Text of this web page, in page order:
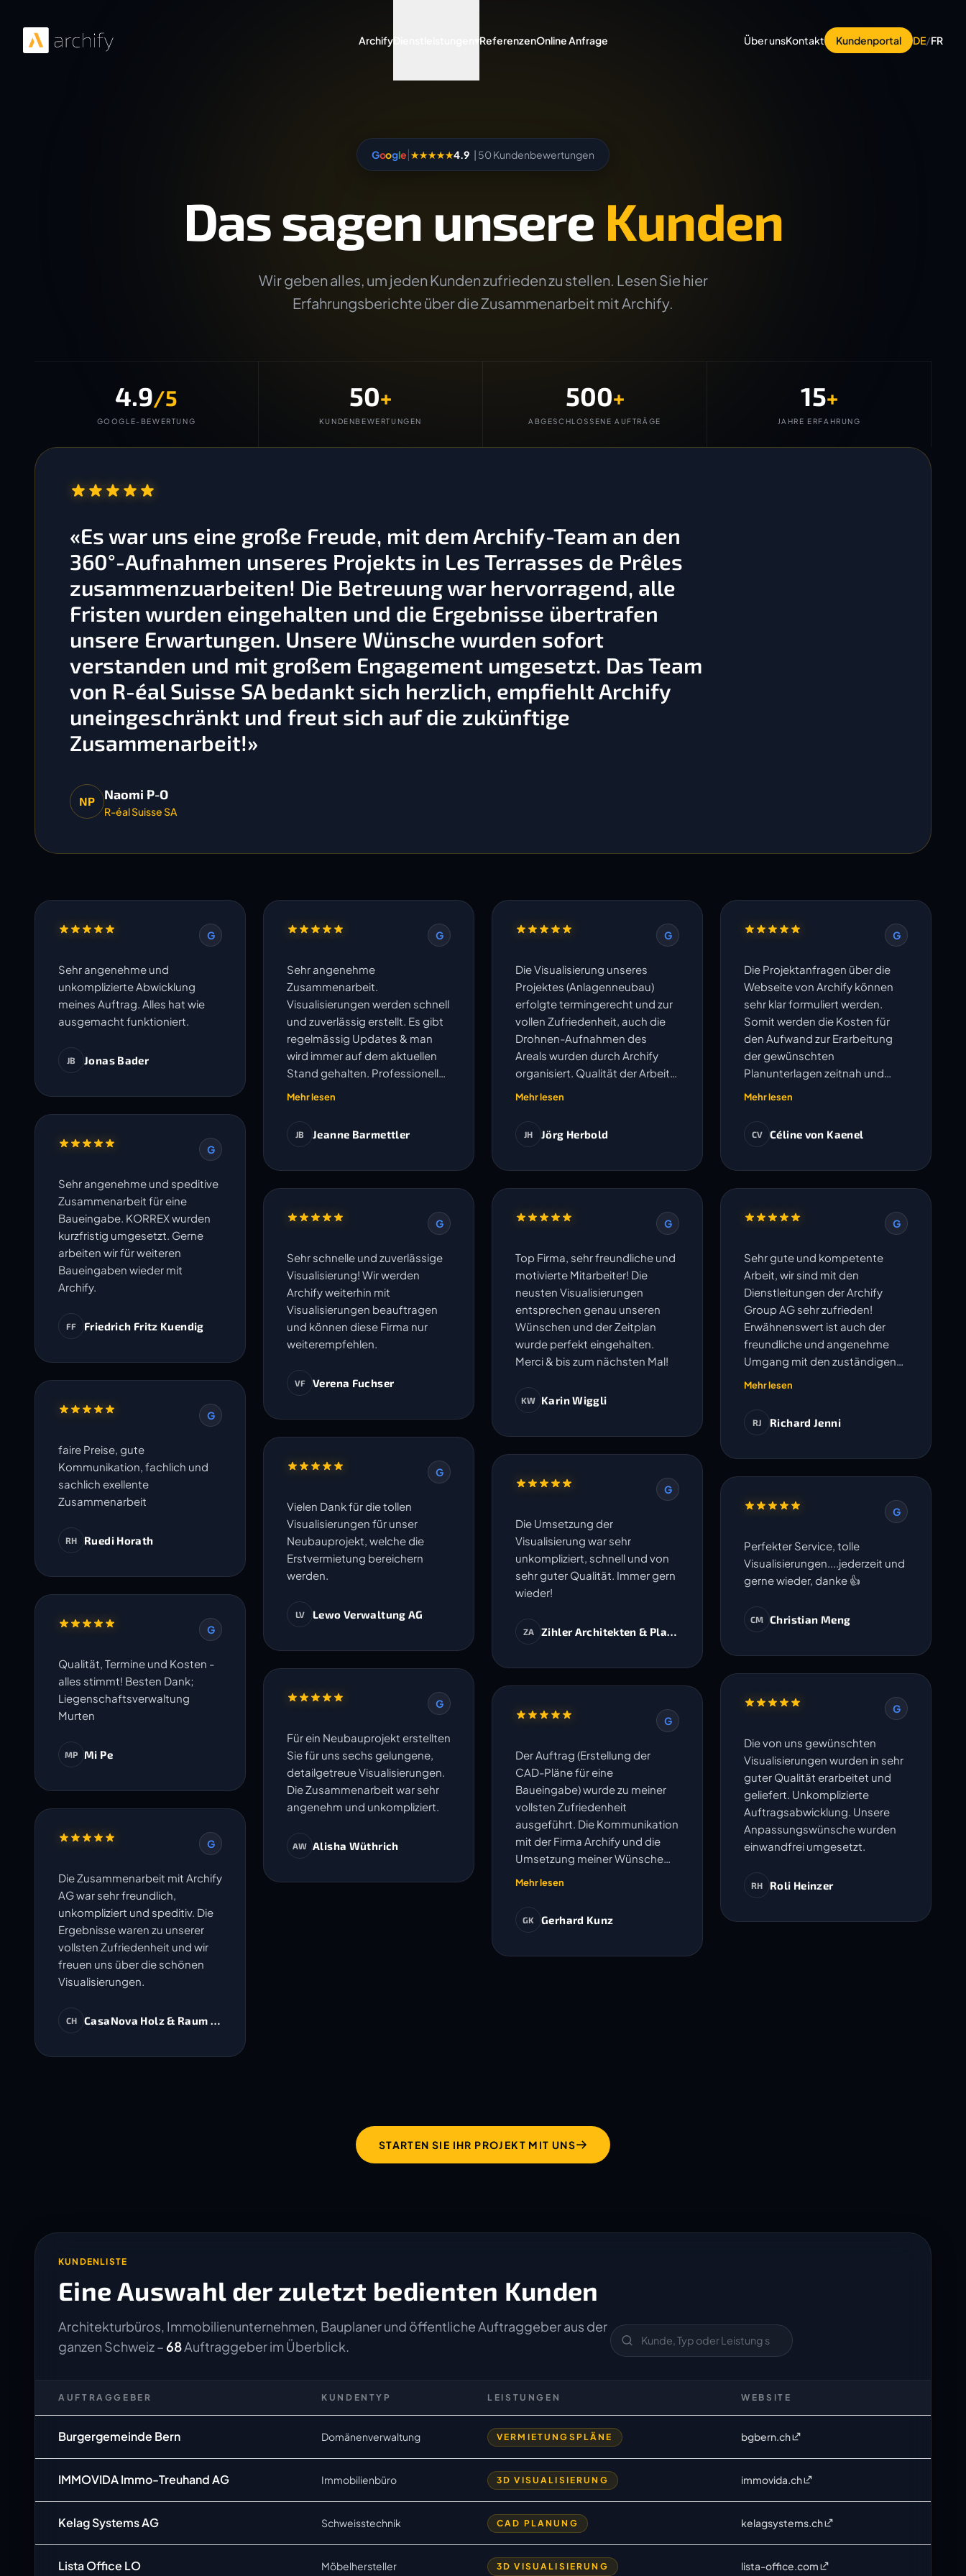
ArchifyDienstleistungen ReferenzenOnline Anfrage Über unsKontakt Kundenportal DE/FR
Google|★★★★★4.9 | 50 Kundenbewertungen
Das sagen unsere Kunden
Wir geben alles, um jeden Kunden zufrieden zu stellen. Lesen Sie hier
Erfahrungsberichte über die Zusammenarbeit mit Archify.
4.9/5
GOOGLE-BEWERTUNG
50+
KUNDENBEWERTUNGEN
500+
ABGESCHLOSSENE AUFTRÄGE
15+
JAHRE ERFAHRUNG
«Es war uns eine große Freude, mit dem Archify-Team an den
360°-Aufnahmen unseres Projekts in Les Terrasses de Prêles
zusammenzuarbeiten! Die Betreuung war hervorragend, alle
Fristen wurden eingehalten und die Ergebnisse übertrafen
unsere Erwartungen. Unsere Wünsche wurden sofort
verstanden und mit großem Engagement umgesetzt. Das Team
von R-éal Suisse SA bedankt sich herzlich, empfiehlt Archify
uneingeschränkt und freut sich auf die zukünftige
Zusammenarbeit!»
NP Naomi P-O
R-éal Suisse SA
G
Sehr angenehme und
unkomplizierte Abwicklung
meines Auftrag. Alles hat wie
ausgemacht funktioniert.
JB Jonas Bader
G
Sehr angenehme und speditive
Zusammenarbeit für eine
Baueingabe. KORREX wurden
kurzfristig umgesetzt. Gerne
arbeiten wir für weiteren
Baueingaben wieder mit
Archify.
FF Friedrich Fritz Kuendig
G
faire Preise, gute
Kommunikation, fachlich und
sachlich exellente
Zusammenarbeit
RH Ruedi Horath
G
Qualität, Termine und Kosten -
alles stimmt! Besten Dank;
Liegenschaftsverwaltung
Murten
MP Mi Pe
G
Die Zusammenarbeit mit Archify
AG war sehr freundlich,
unkompliziert und speditiv. Die
Ergebnisse waren zu unserer
vollsten Zufriedenheit und wir
freuen uns über die schönen
Visualisierungen.
CH CasaNova Holz & Raum AG
G
Sehr angenehme
Zusammenarbeit.
Visualisierungen werden schnell
und zuverlässig erstellt. Es gibt
regelmässig Updates & man
wird immer auf dem aktuellen
Stand gehalten. Professionell
und unkompliziert.
Mehr lesen
JB Jeanne Barmettler
G
Sehr schnelle und zuverlässige
Visualisierung! Wir werden
Archify weiterhin mit
Visualisierungen beauftragen
und können diese Firma nur
weiterempfehlen.
VF Verena Fuchser
G
Vielen Dank für die tollen
Visualisierungen für unser
Neubauprojekt, welche die
Erstvermietung bereichern
werden.
LV Lewo Verwaltung AG
G
Für ein Neubauprojekt erstellten
Sie für uns sechs gelungene,
detailgetreue Visualisierungen.
Die Zusammenarbeit war sehr
angenehm und unkompliziert.
AW Alisha Wüthrich
G
Die Visualisierung unseres
Projektes (Anlagenneubau)
erfolgte termingerecht und zur
vollen Zufriedenheit, auch die
Drohnen-Aufnahmen des
Areals wurden durch Archify
organisiert. Qualität der Arbeit
und Kommunikation sehr gut.
Mehr lesen
JH Jörg Herbold
G
Top Firma, sehr freundliche und
motivierte Mitarbeiter! Die
neusten Visualisierungen
entsprechen genau unseren
Wünschen und der Zeitplan
wurde perfekt eingehalten.
Merci & bis zum nächsten Mal!
KW Karin Wiggli
G
Die Umsetzung der
Visualisierung war sehr
unkompliziert, schnell und von
sehr guter Qualität. Immer gern
wieder!
ZA Zihler Architekten & Planer AG
G
Der Auftrag (Erstellung der
CAD-Pläne für eine
Baueingabe) wurde zu meiner
vollsten Zufriedenheit
ausgeführt. Die Kommunikation
mit der Firma Archify und die
Umsetzung meiner Wünsche
oder Anpassungen wurden
vorbehaltlos empfehlen. - Sie
Mehr lesen
GK Gerhard Kunz
G
Die Projektanfragen über die
Webseite von Archify können
sehr klar formuliert werden.
Somit werden die Kosten für
den Aufwand zur Erarbeitung
der gewünschten
Planunterlagen zeitnah und
transparent ausgewiesen.
Austausch betreffend offenen
umgehend bearbeitet. Die
vereinbarten Termine werden
die Zusammenarbeit in weiteren
Projekten.
Mehr lesen
CV Céline von Kaenel
G
Sehr gute und kompetente
Arbeit, wir sind mit den
Dienstleitungen der Archify
Group AG sehr zufrieden!
Erwähnenswert ist auch der
freundliche und angenehme
Umgang mit den zuständigen
Mitarbeitern.
Mehr lesen
RJ Richard Jenni
G
Perfekter Service, tolle
Visualisierungen....jederzeit und
gerne wieder, danke 👍
CM Christian Meng
G
Die von uns gewünschten
Visualisierungen wurden in sehr
guter Qualität erarbeitet und
geliefert. Unkomplizierte
Auftragsabwicklung. Unsere
Anpassungswünsche wurden
einwandfrei umgesetzt.
RH Roli Heinzer
STARTEN SIE IHR PROJEKT MIT UNS
KUNDENLISTE
Eine Auswahl der zuletzt bedienten Kunden
Architekturbüros, Immobilienunternehmen, Bauplaner und öffentliche Auftraggeber aus der
ganzen Schweiz – 68Auftraggeber im Überblick.
AUFTRAGGEBER KUNDENTYP LEISTUNGEN WEBSITE
Burgergemeinde Bern Domänenverwaltung VERMIETUNGSPLÄNE bgbern.ch
IMMOVIDA Immo-Treuhand AG Immobilienbüro 3D VISUALISIERUNG immovida.ch
Kelag Systems AG Schweisstechnik CAD PLANUNG kelagsystems.ch
Lista Office LO Möbelhersteller 3D VISUALISIERUNG lista-office.com